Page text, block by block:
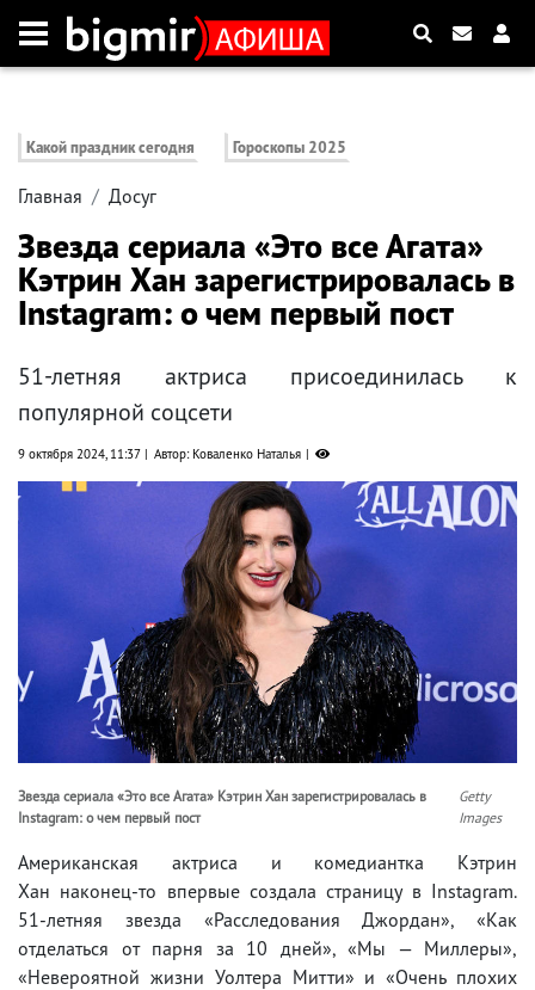
Какой праздник сегодня Гороскопы 2025
Главная Досуг
Звезда сериала «Это все Агата»
Кэтрин Хан зарегистрировалась в
Instagram: о чем первый пост
51-летняя актриса присоединилась к
популярной соцсети
9 октября 2024, 11:37 Автор: Коваленко Наталья
Звезда сериала «Это все Агата» Кэтрин Хан зарегистрировалась в
Instagram: о чем первый пост
Getty
Images
Американская актриса и комедиантка Кэтрин
Хан наконец-то впервые создала страницу в Instagram.
51-летняя звезда «Расследования Джордан», «Как
отделаться от парня за 10 дней», «Мы — Миллеры»,
«Невероятной жизни Уолтера Митти» и «Очень плохих